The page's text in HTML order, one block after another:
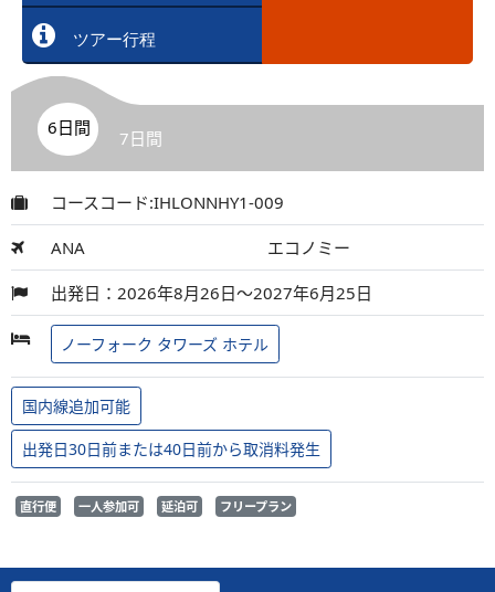
ツアー行程
6日間 7日間
コースコード:IHLONNHY1-009
ANA エコノミー
出発日：2026年8月26日～2027年6月25日
ノーフォーク タワーズ ホテル
国内線追加可能
出発日30日前または40日前から取消料発生
直行便 一人参加可 延泊可 フリープラン